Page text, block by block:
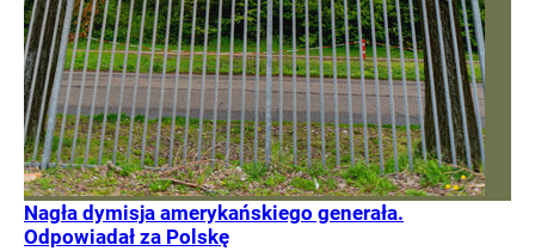
Nagła dymisja amerykańskiego generała.
Odpowiadał za Polskę